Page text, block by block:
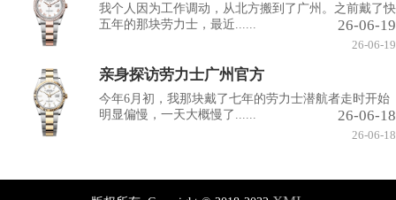
我个人因为工作调动，从北方搬到了广州。之前戴了快
五年的那块劳力士，最近......
26-06-19
26-06-19
亲身探访劳力士广州官方
今年6月初，我那块戴了七年的劳力士潜航者走时开始
明显偏慢，一天大概慢了......
26-06-18
26-06-18